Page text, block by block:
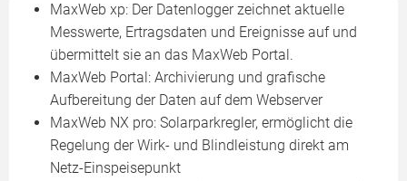
MaxWeb xp: Der Datenlogger zeichnet aktuelle
Messwerte, Ertragsdaten und Ereignisse auf und
übermittelt sie an das MaxWeb Portal.
MaxWeb Portal: Archivierung und grafische
Aufbereitung der Daten auf dem Webserver
MaxWeb NX pro: Solarparkregler, ermöglicht die
Regelung der Wirk- und Blindleistung direkt am
Netz-Einspeisepunkt